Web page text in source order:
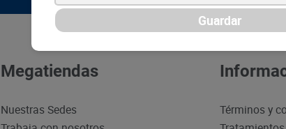
Megatiendas
Nuestras Sedes
Términos y
Guardar